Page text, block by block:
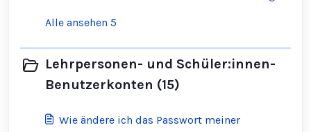
Alle ansehen 5
Lehrpersonen- und Schüler:innen-
Benutzerkonten (15)
Wie ändere ich das Passwort meiner